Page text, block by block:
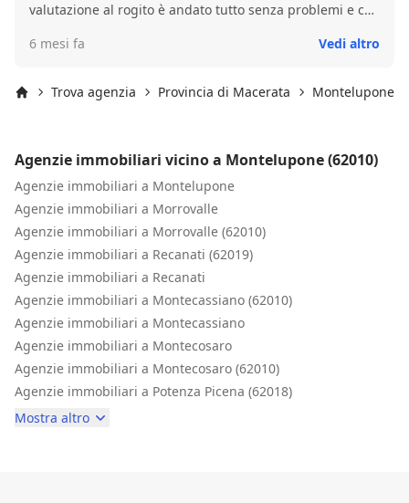
valutazione al rogito è andato tutto senza problemi e con
Immobiliare per la serietà, la disponibilità e l’affidabilità
6 mesi fa Vedi altro
Trova agenzia Provincia di Macerata Montelupone
Agenzie immobiliari vicino a Montelupone (62010)
Agenzie immobiliari a Montelupone
Agenzie immobiliari a Morrovalle
Agenzie immobiliari a Morrovalle (62010)
Agenzie immobiliari a Recanati (62019)
Agenzie immobiliari a Recanati
Agenzie immobiliari a Montecassiano (62010)
Agenzie immobiliari a Montecassiano
Agenzie immobiliari a Montecosaro
Agenzie immobiliari a Montecosaro (62010)
Agenzie immobiliari a Potenza Picena (62018)
Mostra altro